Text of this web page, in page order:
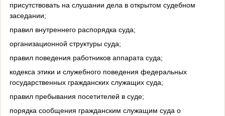
присутствовать на слушании дела в открытом судебном
заседании;
правил внутреннего распорядка суда;
организационной структуры суда;
правил поведения работников аппарата суда;
кодекса этики и служебного поведения федеральных
государственных гражданских служащих суда;
правил пребывания посетителей в суде;
порядка сообщения гражданским служащим суда о